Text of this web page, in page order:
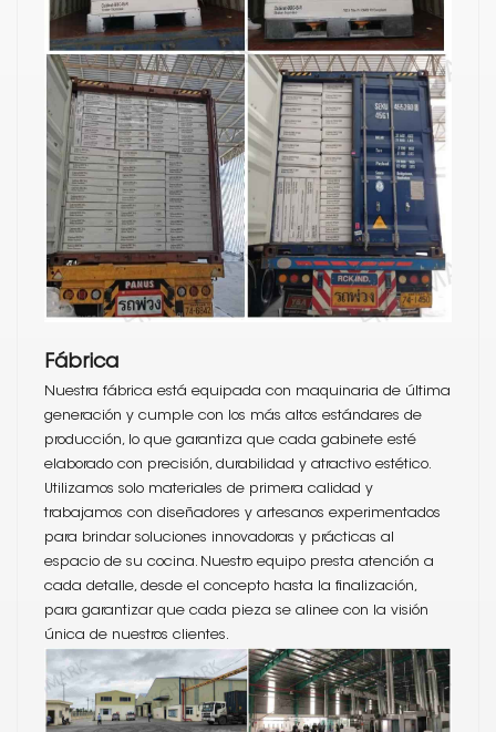
Fábrica
Nuestra fábrica está equipada con maquinaria de última
generación y cumple con los más altos estándares de
producción, lo que garantiza que cada gabinete esté
elaborado con precisión, durabilidad y atractivo estético.
Utilizamos solo materiales de primera calidad y
trabajamos con diseñadores y artesanos experimentados
para brindar soluciones innovadoras y prácticas al
espacio de su cocina. Nuestro equipo presta atención a
cada detalle, desde el concepto hasta la finalización,
para garantizar que cada pieza se alinee con la visión
única de nuestros clientes.